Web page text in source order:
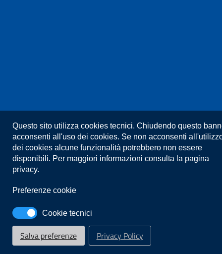
Privacy Note legali Dove siamo Accessibilità
Mappa del sito Link utili
Questo sito utilizza cookies tecnici. Chiudendo questo
acconsenti all'uso dei cookies. Se non acconsenti
dei cookies alcune funzionalità potrebbero non essere
disponibili. Per maggiori informazioni consulta la pagina
privacy.
Preferenze cookie
Cookie tecnici
Salva preferenze Privacy Policy